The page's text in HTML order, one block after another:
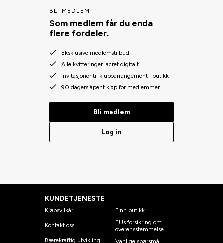
BLI MEDLEM
Som medlem får du enda
flere fordeler.
Eksklusive medlemstilbud
Alle kvitteringer lagret digitalt
Invitasjoner til klubbarrangement i butikk
90 dagers åpent kjøp for medlemmer
Bli medlem
Log in
KUNDETJENESTE
Kjøpsvilkår
Kontakt oss
Bærekraftig utvikling
Finn butikk
EUs forsikring om
overensstemmelse
Vanlige spørsmål